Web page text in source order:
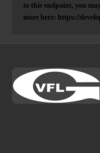
to this endpoint, you
more here: https://